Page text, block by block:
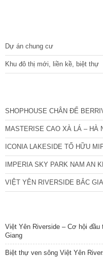
Dự án chung cư
Khu đô thị mới, liền kề, biệt thự
SHOPHOUSE CHÂN ĐẾ
MASTERISE CAO XÀ LÁ – HÀ
ICONIA LAKESIDE TỐ HỮU
IMPERIA SKY PARK NAM AN
VIỆT YÊN RIVERSIDE BẮC
Việt Yên Riverside – Cơ hội
Giang
Biệt thự ven sông Việt Yên